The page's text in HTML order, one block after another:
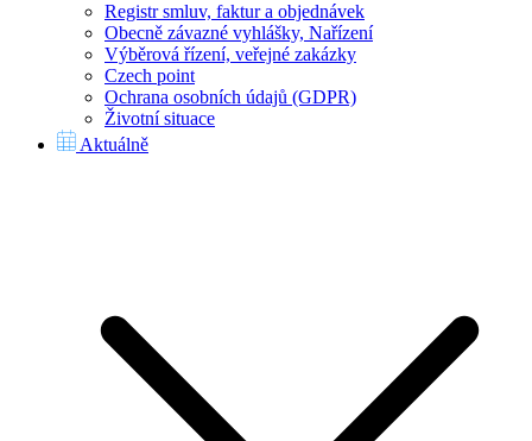
Registr smluv, faktur a objednávek
Obecně závazné vyhlášky, Nařízení
Výběrová řízení, veřejné zakázky
Czech point
Ochrana osobních údajů (GDPR)
Životní situace
Aktuálně